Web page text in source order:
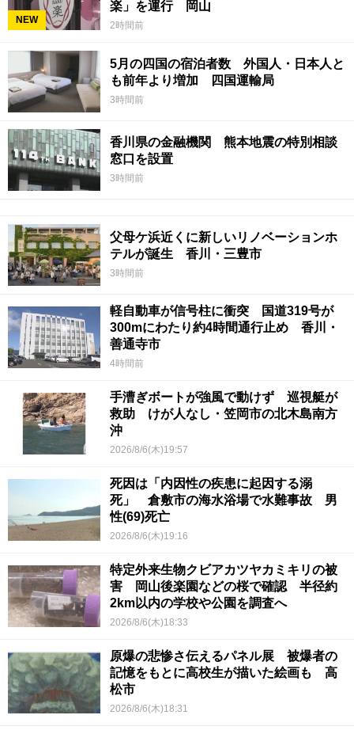
NEW
楽」を運行 岡山
2時間前
5月の四国の宿泊者数 外国人・日本人と
も前年より増加 四国運輸局
3時間前
香川県の金融機関 熊本地震の特別相談
窓口を設置
3時間前
父母ケ浜近くに新しいリノベーションホ
テルが誕生 香川・三豊市
3時間前
軽自動車が信号柱に衝突 国道319号が
300mにわたり約4時間通行止め 香川・
善通寺市
4時間前
手漕ぎボートが強風で動けず 巡視艇が
救助 けが人なし・笠岡市の北木島南方
沖
2026/8/6(木)19:57
死因は「内因性の疾患に起因する溺
死」 倉敷市の海水浴場で水難事故 男
性(69)死亡
2026/8/6(木)19:16
特定外来生物クビアカツヤカミキリの被
害 岡山後楽園などの桜で確認 半径約
2km以内の学校や公園を調査へ
2026/8/6(木)18:33
原爆の悲惨さ伝えるパネル展 被爆者の
記憶をもとに高校生が描いた絵画も 高
松市
2026/8/6(木)18:31